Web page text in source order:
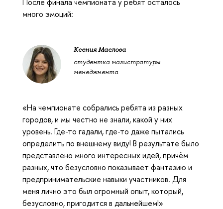
много эмоций:
Ксения Маслова
студентка магистратуры
менеджмента
«На чемпионате собрались ребята из разных
городов, и мы честно не знали, какой у них
уровень. Где-то гадали, где-то даже пытались
определить по внешнему виду! В результате было
представлено много интересных идей, причём
разных, что безусловно показывает фантазию и
предпринимательские навыки участников. Для
меня лично это был огромный опыт, который,
безусловно, пригодится в дальнейшем!»